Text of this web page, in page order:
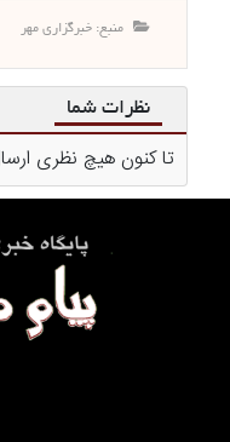
منبع: خبرگزاری مهر
نظرات شما
تا کنون هیچ نظری